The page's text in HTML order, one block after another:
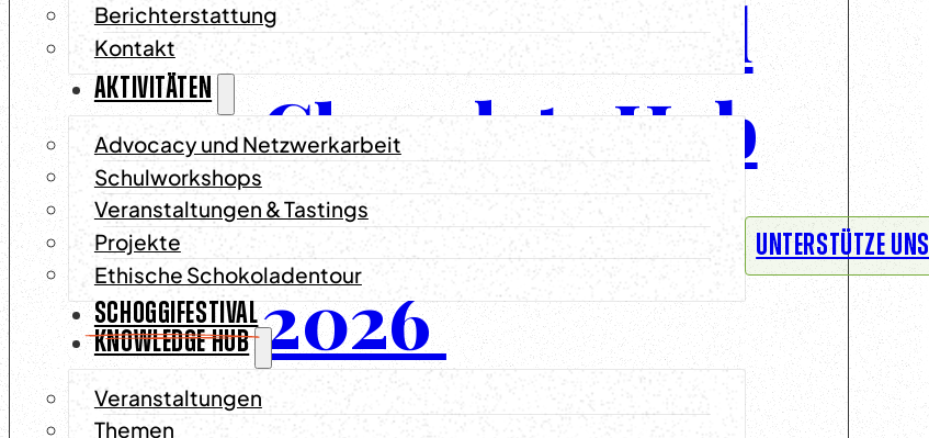
Berichterstattung
Kontakt
AKTIVITÄTEN
Advocacy und Netzwerkarbeit
Schulworkshops
Veranstaltungen & Tastings
Projekte
Ethische Schokoladentour
SCHOGGIFESTIVAL
KNOWLEDGE HUB
Veranstaltungen
Themen
UNTERSTÜTZE UNS
Neu: Der Good
Chocolate Hub
Fotokalender
2026